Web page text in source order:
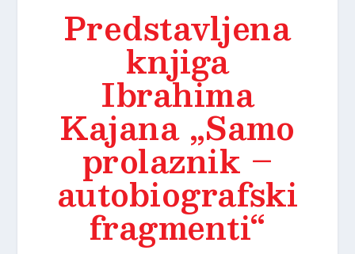
Predstavljena
knjiga
Ibrahima
Kajana „Samo
prolaznik –
autobiografski
fragmenti“